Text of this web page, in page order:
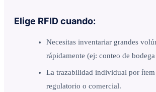
Elige RFID cuando:
Necesitas inventariar grandes
rápidamente (ej: conteo de
La trazabilidad individual por ítem
regulatorio o comercial.